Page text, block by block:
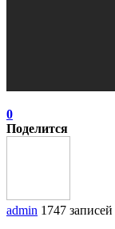
0
Поделится
admin 1747 записей